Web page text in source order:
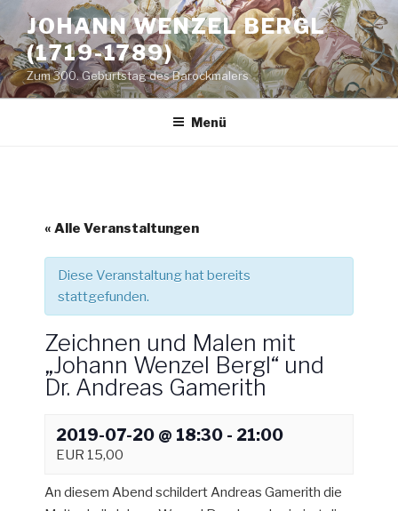
Inhalt
springen
JOHANN WENZEL BERGL
(1719-1789)
Zum 300. Geburtstag des Barockmalers
Menü
« Alle Veranstaltungen
Diese Veranstaltung hat bereits
stattgefunden.
Zeichnen und Malen mit
„Johann Wenzel Bergl“ und
Dr. Andreas Gamerith
2019-07-20 @ 18:30 - 21:00
EUR 15,00
An diesem Abend schildert Andreas Gamerith die